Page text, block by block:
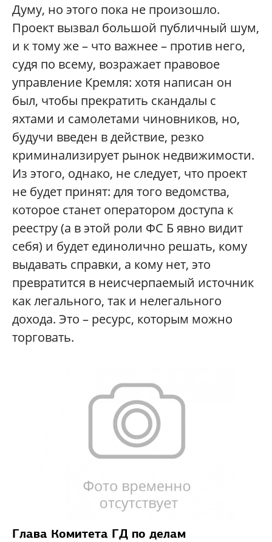
Думу, но этого пока не произошло.
Проект вызвал большой публичный шум,
и к тому же – что важнее – против него,
судя по всему, возражает правовое
управление Кремля: хотя написан он
был, чтобы прекратить скандалы с
яхтами и самолетами чиновников, но,
будучи введен в действие, резко
криминализирует рынок недвижимости.
Из этого, однако, не следует, что проект
не будет принят: для того ведомства,
которое станет оператором доступа к
реестру (а в этой роли ФС Б явно видит
себя) и будет единолично решать, кому
выдавать справки, а кому нет, это
превратится в неисчерпаемый источник
как легального, так и нелегального
дохода. Это – ресурс, которым можно
торговать.
Глава Комитета ГД по делам